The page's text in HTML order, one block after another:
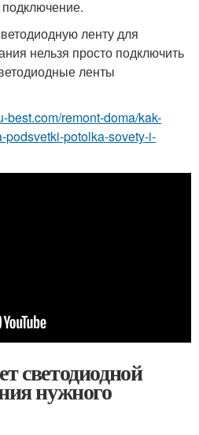
ленту для
нельзя просто подключить
ленты
best.com/remont-doma/kak-
potolka-sovety-i-
светодиодной
нужного